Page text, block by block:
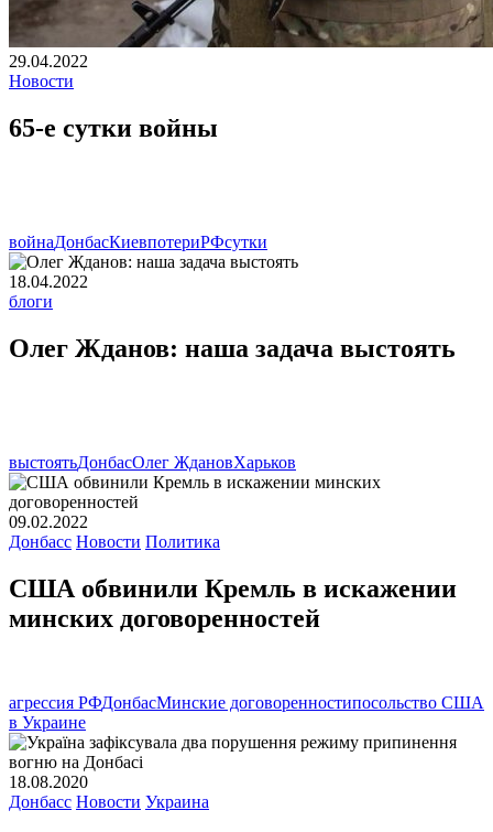
29.04.2022
Новости
65-е сутки войны
войнаДонбасКиевпотериРФсутки
18.04.2022
блоги
Олег Жданов: наша задача выстоять
выстоятьДонбасОлег ЖдановХарьков
09.02.2022
Донбасс Новости Политика
США обвинили Кремль в искажении
минских договоренностей
агрессия РФДонбасМинские договоренностипосольство США
в Украине
18.08.2020
Донбасс Новости Украина